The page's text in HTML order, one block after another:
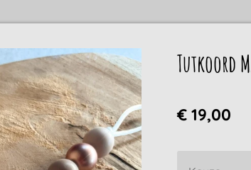
Tutkoord
€ 19,00